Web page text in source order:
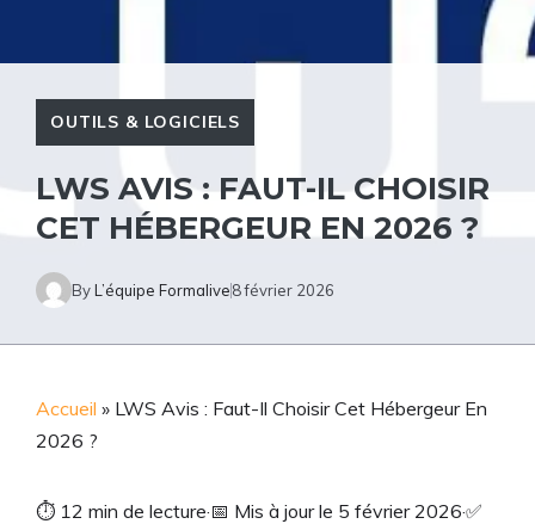
OUTILS & LOGICIELS
LWS AVIS : FAUT-IL CHOISIR
CET HÉBERGEUR EN 2026 ?
ByL’équipe Formalive8 février 2026
Accueil » LWS Avis : Faut-Il Choisir Cet Hébergeur En
2026 ?
⏱ 12 min de lecture·📅 Mis à jour le 5 février 2026·✅